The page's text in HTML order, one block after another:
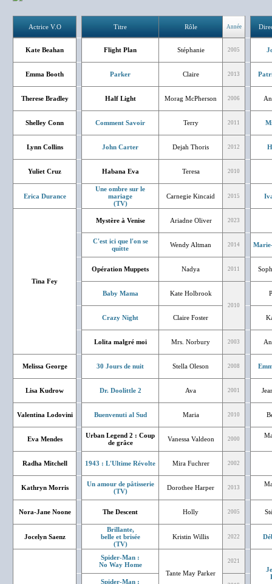
Actrice V.O Titre Rôle Année
Kate Beahan Flight Plan Stéphanie 2005
Emma Booth Parker Claire 2013
Therese Bradley Half Light Morag McPherson 2006
Shelley Conn Comment Savoir Terry 2011
Lynn Collins John Carter Dejah Thoris 2012
Yuliet Cruz Habana Eva Teresa 2010
Erica Durance
Une ombre sur le
mariage
(TV)
Carnegie Kincaid 2015
Tina Fey
Mystère à Venise Ariadne Oliver 2023
C'est ici que l'on se
quitte
Wendy Altman 2014
Opération Muppets Nadya 2011
Baby Mama Kate Holbrook
2010
Crazy Night Claire Foster
Lolita malgré moi Mrs. Norbury 2003
Melissa George 30 Jours de nuit Stella Oleson 2008
Lisa Kudrow Dr. Doolittle 2 Ava 2001
Valentina Lodovini Buenvenuti al Sud Maria 2010
Eva Mendes
Urban Legend 2 : Coup
de grâce
Vanessa Valdeon 2000
Radha Mitchell 1943 : L'Ultime Révolte Mira Fuchrer 2002
Kathryn Morris
Un amour de pâtisserie
(TV)
Dorothee Harper 2013
Nora-Jane Noone The Descent Holly 2005
Jocelyn Saenz
Brillante,
belle et brisée
(TV)
Kristin Willis 2022
Spider-Man :
No Way Home
Tante May Parker
2021
Spider-Man :